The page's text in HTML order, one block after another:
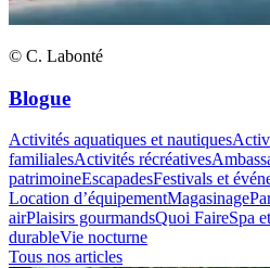
© C. Labonté
Blogue
Activités aquatiques et nautiques
familialesActivités récréatives
patrimoineEscapadesFestivals et
Location d’équipementMagasinage
airPlaisirs gourmandsQuoi FaireSpa
durableVie nocturne
Tous nos articles